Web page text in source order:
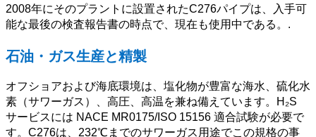
2008年にそのプラントに設置されたC276パイプは、入手可
能な最後の検査報告書の時点で、現在も使用中である。.
石油・ガス生産と精製
オフショアおよび海底環境は、塩化物が豊富な海水、硫化水
素（サワーガス）、高圧、高温を兼ね備えています。H₂S
サービスには NACE MR0175/ISO 15156 適合試験が必要で
す。C276は、232℃までのサワーガス用途でこの規格の事